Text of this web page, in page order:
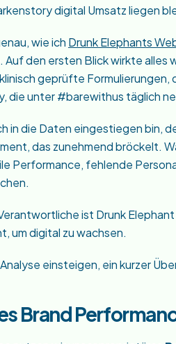
digital Umsatz liegen
wie ich Drunk Elephants
Auf den ersten Blick wirkte
geprüfte
die unter #barewithus täglich
in die Daten eingestiegen bin,
das zunehmend bröckelt.
Performance, fehlende
ist Drunk
um digital zu wachsen.
einsteigen, ein kurzer
Brand